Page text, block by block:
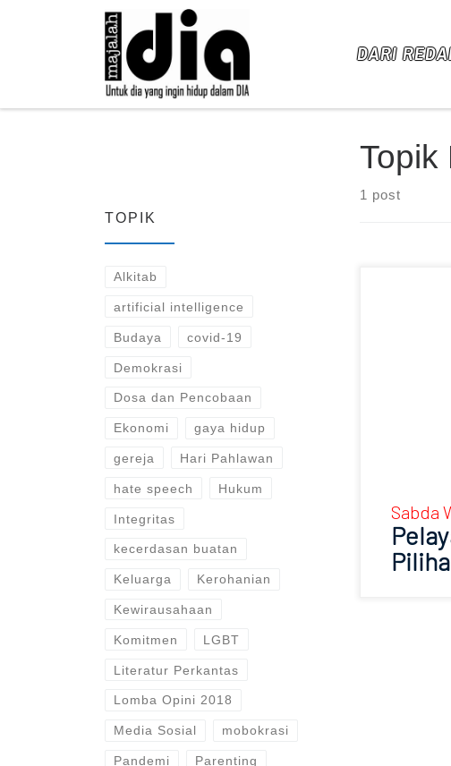
Skip to content
DARI
Topik
1 post
Sabda
TOPIK
Alkitab
artificial intelligence
Budaya covid-19
Demokrasi
Dosa dan Pencobaan
Ekonomi gaya hidup
gereja Hari Pahlawan
hate speech Hukum
Integritas
kecerdasan buatan
Keluarga Kerohanian
Kewirausahaan
Komitmen LGBT
Literatur Perkantas
Lomba Opini 2018
Media Sosial mobokrasi
Pandemi Parenting